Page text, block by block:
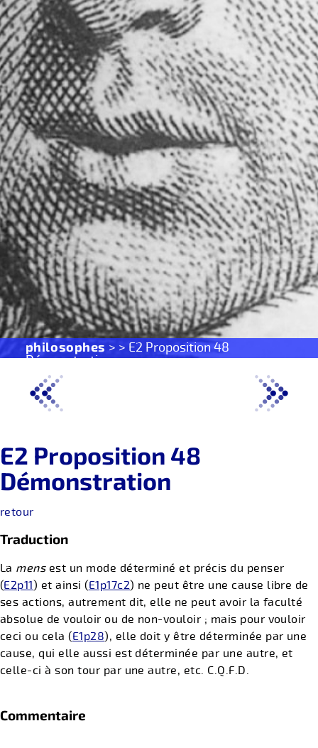
philosophes > > E2 Proposition 48
Démonstration
E2 Proposition 48
Démonstration
retour
Traduction
La mens est un mode déterminé et précis du penser
(E2p11 ) et ainsi (E1p17c2) ne peut être une cause libre de
ses actions, autrement dit, elle ne peut avoir la faculté
absolue de vouloir ou de non-vouloir ; mais pour vouloir
ceci ou cela (E1p28), elle doit y être déterminée par une
cause, qui elle aussi est déterminée par une autre, et
celle-ci à son tour par une autre, etc. C.Q.F.D.
Commentaire